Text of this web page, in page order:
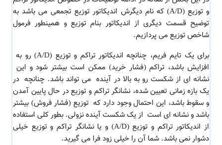
و توزیع (A/D) که نام دیگرش اندیکاتور توزیع تجمعی می باشد به
توضیح قسمت دیگری از اندیکاتور بنام توزیع و همینطور فرمول
شاخص توزیع می پردازیم.
برای یک تایم فریم، چنانچه اندیکاتور تراکم و توزیع (A/D)
رو به
افزایش باشد، تراکم (فشار خرید) ممکن است بیشتر شود و این
نشانه ای از شکست رو به بالا در آینده می تواند باشد. چنانچه در
یک بازه زمانی تعیین شده، نشانگر تراکم و توزیعدر حال پایین آمدن
و سقوط باشد، این احتمال وجود دارد که توزیع (فشار فروش) بیشتر
باشد و نشانه ای است از یک شکست آینده نزولی. بطور کلی استفاده
از
اندیکاتور تراکم و توزیع (A/D) و یا نشانگر تراکم و توزیع خیلی
دشوار نمی باشد. شما آن را خیلی زود فرا می گیرید.